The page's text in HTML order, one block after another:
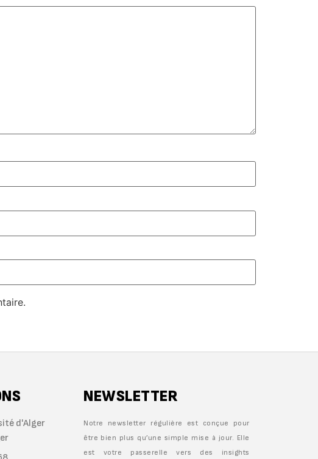
d'Alger
NEWSLETTER
Notre newsletter régulière est conçue pour
être bien plus qu’une simple mise à jour. Elle
est votre passerelle vers des insights